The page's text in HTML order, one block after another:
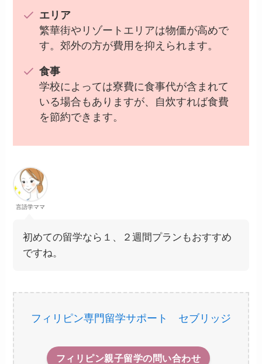
エリア
繁華街やリゾートエリアは物価が高めで
す。郊外の方が費用を抑えられます。
食事
学校によっては寮費に食事代が含まれて
いる場合もありますが、自炊すれば食費
を節約できます。
言語学ママ
初めての留学なら１、２週間プランもおすすめ
ですね。
フィリピン専門留学サポート セブリッジ
フィリピン親子留学の問い合わせ